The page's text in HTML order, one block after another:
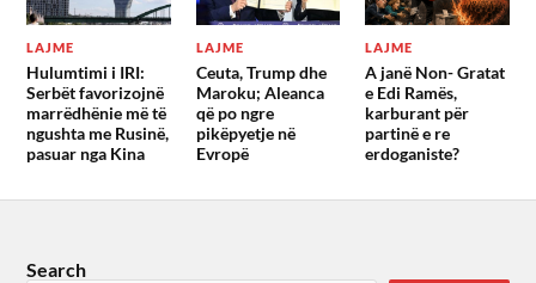
LAJME
Hulumtimi i IRI:
Serbët favorizojnë
marrëdhënie më të
ngushta me Rusinë,
pasuar nga Kina
LAJME
Ceuta, Trump dhe
Maroku; Aleanca
që po ngre
pikëpyetje në
Evropë
LAJME
A janë Non- Gratat
e Edi Ramës,
karburant për
partinë e re
erdoganiste?
Search